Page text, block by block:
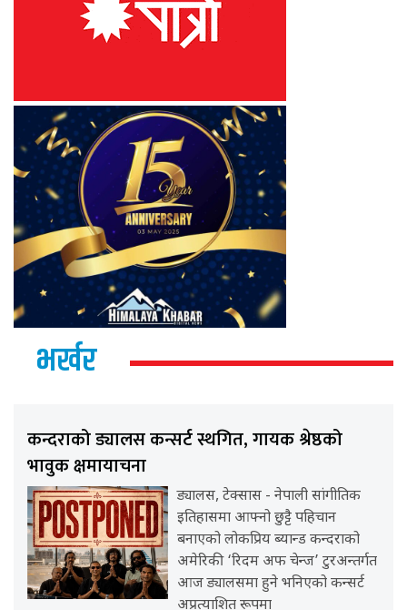
भर्खर
कन्दराको ड्यालस कन्सर्ट स्थगित, गायक श्रेष्ठको
भावुक क्षमायाचना
ड्यालस, टेक्सास - नेपाली सांगीतिक
इतिहासमा आफ्नो छुट्टै पहिचान
बनाएको लोकप्रिय ब्यान्ड कन्दराको
अमेरिकी ‘रिदम अफ चेन्ज’ टुरअन्तर्गत
आज ड्यालसमा हुने भनिएको कन्सर्ट
अप्रत्याशित रूपमा